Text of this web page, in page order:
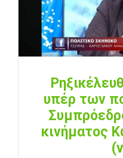
υπέρ των
κινήματος